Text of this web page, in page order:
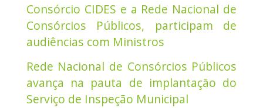
Consórcio CIDES e a Rede Nacional de
Consórcios Públicos, participam de
audiências com Ministros
Rede Nacional de Consórcios Públicos
avança na pauta de implantação do
Serviço de Inspeção Municipal